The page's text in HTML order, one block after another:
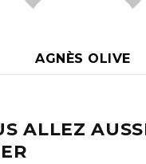
AGNÈS OLIVE
ALLEZ